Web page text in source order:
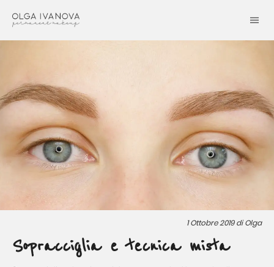
1 Ottobre 2019 diOlga
Sopracciglia e tecnica mista